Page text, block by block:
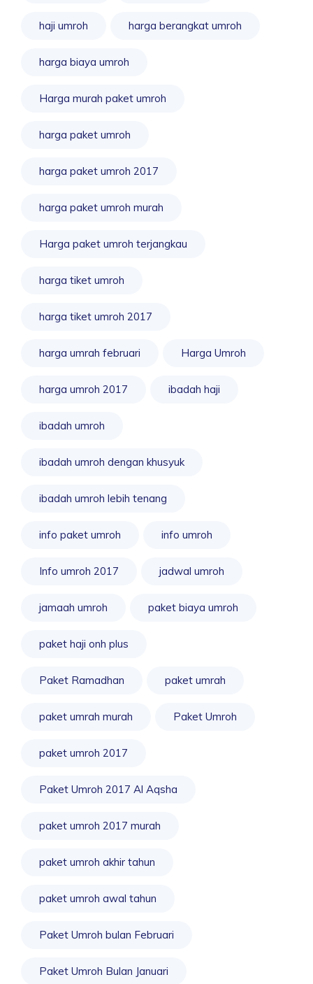
haji umroh harga berangkat umroh
harga biaya umroh
Harga murah paket umroh
harga paket umroh
harga paket umroh 2017
harga paket umroh murah
Harga paket umroh terjangkau
harga tiket umroh
harga tiket umroh 2017
harga umrah februari Harga Umroh
harga umroh 2017 ibadah haji
ibadah umroh
ibadah umroh dengan khusyuk
ibadah umroh lebih tenang
info paket umroh info umroh
Info umroh 2017 jadwal umroh
jamaah umroh paket biaya umroh
paket haji onh plus
Paket Ramadhan paket umrah
paket umrah murah Paket Umroh
paket umroh 2017
Paket Umroh 2017 Al Aqsha
paket umroh 2017 murah
paket umroh akhir tahun
paket umroh awal tahun
Paket Umroh bulan Februari
Paket Umroh Bulan Januari